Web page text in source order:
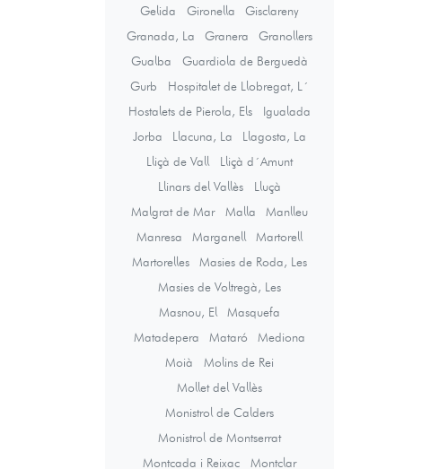
Gelida
Gironella
Gisclareny
Granada, La
Granera
Granollers
Gualba
Guardiola de Berguedà
Gurb
Hospitalet de Llobregat, L´
Hostalets de Pierola, Els
Igualada
Jorba
Llacuna, La
Llagosta, La
Lliçà de Vall
Lliçà d´Amunt
Llinars del Vallès
Lluçà
Malgrat de Mar
Malla
Manlleu
Manresa
Marganell
Martorell
Martorelles
Masies de Roda, Les
Masies de Voltregà, Les
Masnou, El
Masquefa
Matadepera
Mataró
Mediona
Moià
Molins de Rei
Mollet del Vallès
Monistrol de Calders
Monistrol de Montserrat
Montcada i Reixac
Montclar